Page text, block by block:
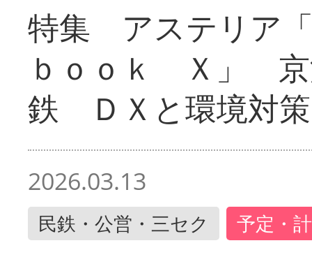
特集 アステリア
ｂｏｏｋ Ｘ」 京
鉄 ＤＸと環境対策
2026.03.13
民鉄・公営・三セク 予定・